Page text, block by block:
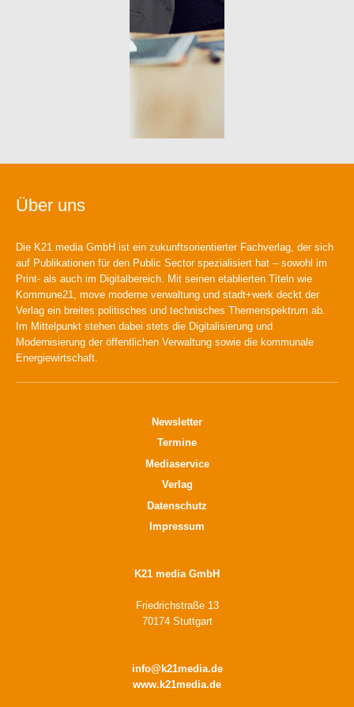
Über uns
Die K21 media GmbH ist ein zukunftsorientierter Fachverlag, der sich
auf Publikationen für den Public Sector spezialisiert hat – sowohl im
Print- als auch im Digitalbereich. Mit seinen etablierten Titeln wie
Kommune21, move moderne verwaltung und stadt+werk deckt der
Verlag ein breites politisches und technisches Themenspektrum ab.
Im Mittelpunkt stehen dabei stets die Digitalisierung und
Modernisierung der öffentlichen Verwaltung sowie die kommunale
Energiewirtschaft.
Newsletter
Termine
Mediaservice
Verlag
Datenschutz
Impressum
K21 media GmbH
Friedrichstraße 13
70174 Stuttgart
info@k21media.de
www.k21media.de